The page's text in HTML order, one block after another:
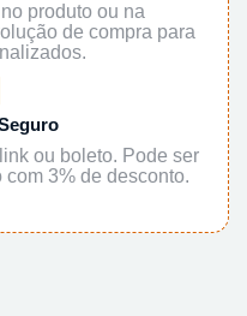
produto ou na
de compra para
ou boleto. Pode ser
3% de desconto.